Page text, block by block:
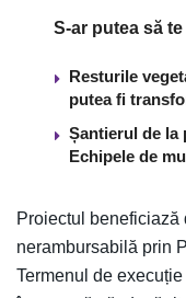
S-ar putea să
Resturile
putea fi
Șantierul de la
Echipele de
Proiectul beneficiază
nerambursabilă prin
Termenul de